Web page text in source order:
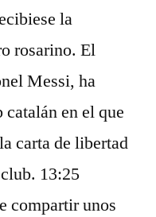
la
rosarino. El
Messi, ha
en el que
carta de libertad
13:25
compartir unos